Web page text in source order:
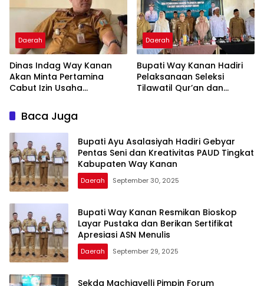
Daerah
Dinas Indag Way Kanan
Akan Minta Pertamina
Cabut Izin Usaha
Nakal
Daerah
Bupati Way Kanan Hadiri
Pelaksanaan Seleksi
Tilawatil Qur’an dan
Baca Juga
Bupati Ayu Asalasiyah Hadiri Gebyar
Pentas Seni dan Kreativitas PAUD Tingkat
Kabupaten Way Kanan
Daerah September 30, 2025
Bupati Way Kanan Resmikan Bioskop
Layar Pustaka dan Berikan Sertifikat
Apresiasi ASN Menulis
Daerah September 29, 2025
Sekda Machiavelli Pimpin Forum